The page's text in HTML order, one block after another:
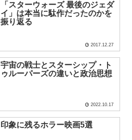
「スターウォーズ 最後のジェダ
イ」は本当に駄作だったのかを
振り返る
2017.12.27
宇宙の戦士とスターシップ・ト
ゥルーパーズの違いと政治思想
2022.10.17
印象に残るホラー映画5選